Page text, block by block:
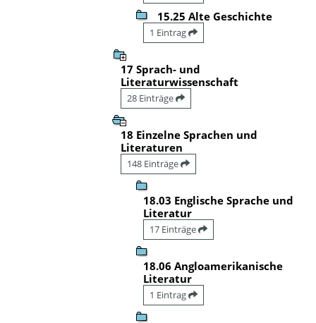
15.25 Alte Geschichte
1 Eintrag
17 Sprach- und
Literaturwissenschaft
28 Einträge
18 Einzelne Sprachen und
Literaturen
148 Einträge
18.03 Englische Sprache und
Literatur
17 Einträge
18.06 Angloamerikanische
Literatur
1 Eintrag